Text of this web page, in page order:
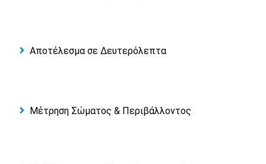
Αποτέλεσμα σε Δευτερόλεπτα
Μέτρηση Σώματος & Περιβάλλοντος